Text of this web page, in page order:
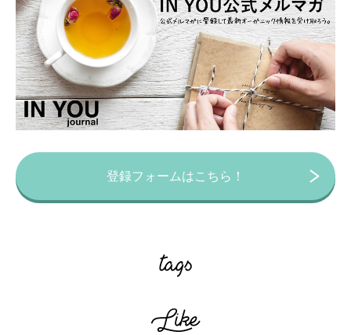
登録フォームはこちら！